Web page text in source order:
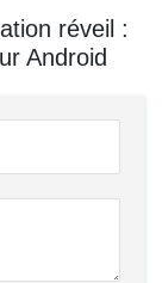
réveil :
Android